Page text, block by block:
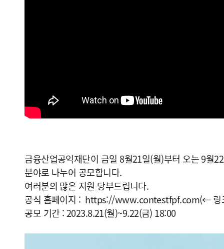
금융산업공익재단이 금일 8월21일(월)부터 오는 9월
분야로 나누어 공모합니다.
여러분의 많은 지원 당부드립니다.
공식 홈페이지 : https://www.contestfpf.com(← 링
공모 기간 : 2023.8.21(월)~9.22(금) 18:00